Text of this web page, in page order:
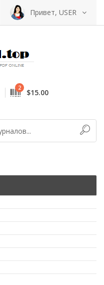
Привет, USER
2 $15.00